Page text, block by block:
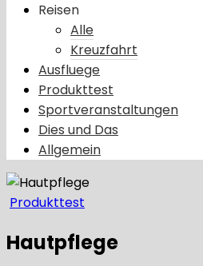
Reisen
Alle
Kreuzfahrt
Ausfluege
Produkttest
Sportveranstaltungen
Dies und Das
Allgemein
Produkttest
Hautpflege